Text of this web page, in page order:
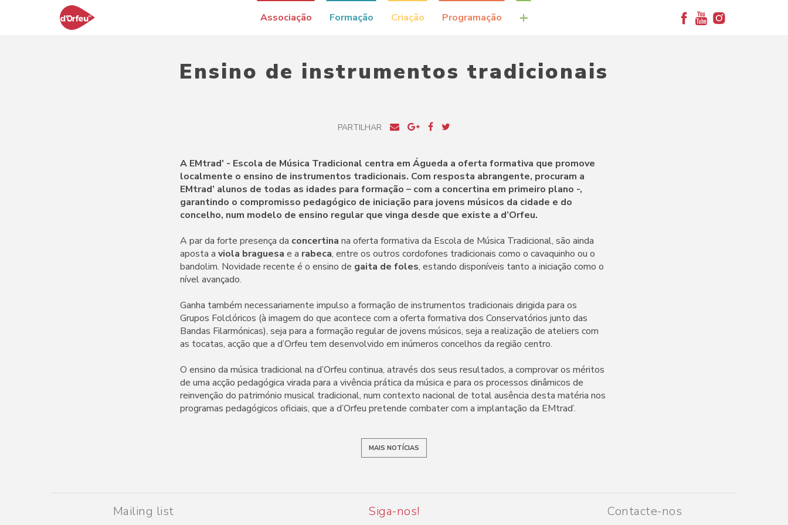
Associação Formação Criação Programação +
Ensino de instrumentos tradicionais
PARTILHAR
A EMtrad’ - Escola de Música Tradicional centra em Águeda a oferta formativa que promove
localmente o ensino de instrumentos tradicionais. Com resposta abrangente, procuram a
EMtrad’ alunos de todas as idades para formação – com a concertina em primeiro plano -,
garantindo o compromisso pedagógico de iniciação para jovens músicos da cidade e do
concelho, num modelo de ensino regular que vinga desde que existe a d’Orfeu.
A par da forte presença da concertina na oferta formativa da Escola de Música Tradicional, são ainda
aposta a viola braguesa e a rabeca, entre os outros cordofones tradicionais como o cavaquinho ou o
bandolim. Novidade recente é o ensino de gaita de foles, estando disponíveis tanto a iniciação como o
nível avançado.
Ganha também necessariamente impulso a formação de instrumentos tradicionais dirigida para os
Grupos Folclóricos (à imagem do que acontece com a oferta formativa dos Conservatórios junto das
Bandas Filarmónicas), seja para a formação regular de jovens músicos, seja a realização de ateliers com
as tocatas, acção que a d’Orfeu tem desenvolvido em inúmeros concelhos da região centro.
O ensino da música tradicional na d’Orfeu continua, através dos seus resultados, a comprovar os méritos
de uma acção pedagógica virada para a vivência prática da música e para os processos dinâmicos de
reinvenção do património musical tradicional, num contexto nacional de total ausência desta matéria nos
programas pedagógicos oficiais, que a d’Orfeu pretende combater com a implantação da EMtrad’.
MAIS NOTÍCIAS
Mailing list Siga-nos! Contacte-nos